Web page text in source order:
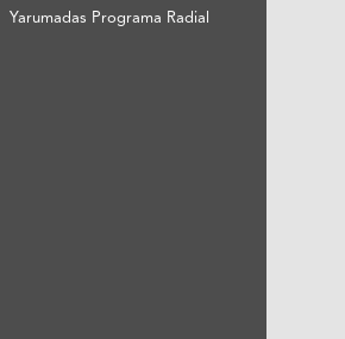
Yarumadas Programa Radial